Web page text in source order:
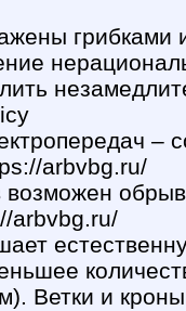
грибками
–
arbvbg.ru/
arbvbg.ru/
Ветки и